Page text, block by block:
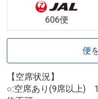
606便
便
【空席状況】
○:空席あり(9席以上)